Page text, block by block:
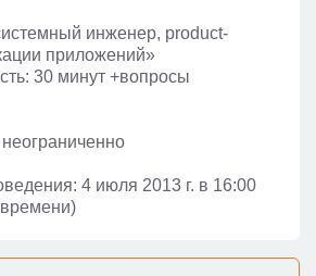
инженер, product-
приложений»
30 минут +вопросы
4 июля 2013 г. в 16:00